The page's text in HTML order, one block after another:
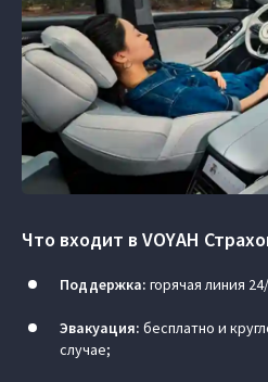
Что входит в VOYAH
Поддержка: горячая линия
Эвакуация: бесплатно и
случае;